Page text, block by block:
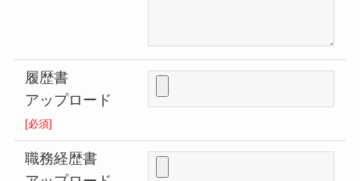
履歴書
アップロード
[必須]
職務経歴書